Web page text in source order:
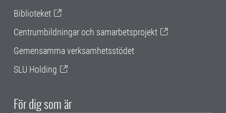
Biblioteket
Centrumbildningar och samarbetsprojekt
Gemensamma verksamhetsstödet
SLU Holding
För dig som är